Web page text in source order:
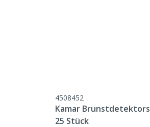
4508452
Kamar
25 Stück